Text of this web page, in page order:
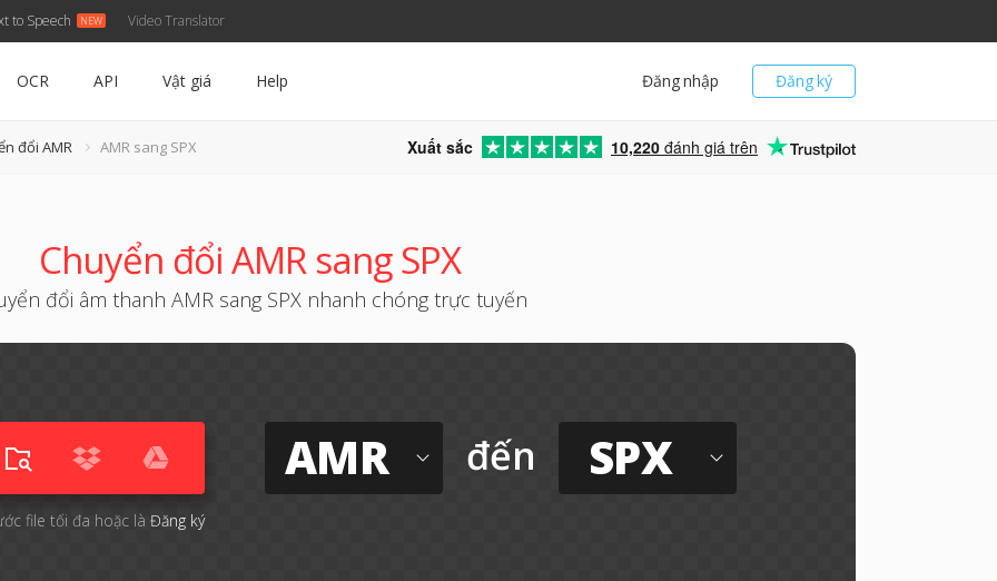
to Speech Video Translator
Đăng ký
Đăng nhập
OCR API Vật giá Help
đổi AMR AMR sang SPX Xuất sắc 10,220 đánh giá trên
Chuyển đổi AMR sang SPX
đổi âm thanh AMR sang SPX nhanh chóng trực tuyến
file tối đa hoặc là Đăng ký
AMR đến SPX